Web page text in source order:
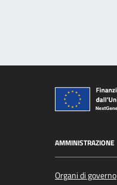
AMMINISTRAZIONE
Organi di governo